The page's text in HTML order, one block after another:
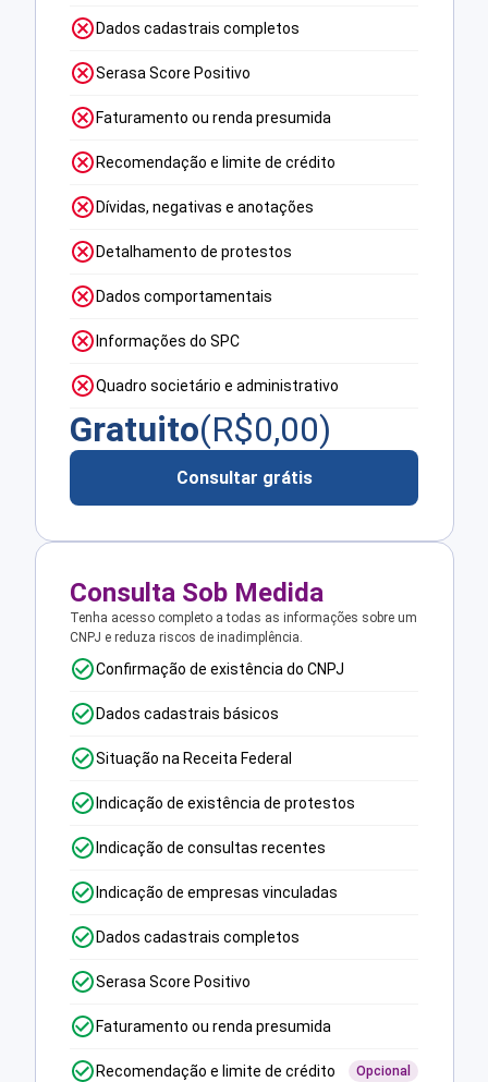
Dados cadastrais completos
Serasa Score Positivo
Faturamento ou renda presumida
Recomendação e limite de crédito
Dívidas, negativas e anotações
Detalhamento de protestos
Dados comportamentais
Informações do SPC
Quadro societário e administrativo
Gratuito(R$0,00)
Consultar grátis
Consulta Sob Medida
Tenha acesso completo a todas as informações sobre um
CNPJ e reduza riscos de inadimplência.
Confirmação de existência do CNPJ
Dados cadastrais básicos
Situação na Receita Federal
Indicação de existência de protestos
Indicação de consultas recentes
Indicação de empresas vinculadas
Dados cadastrais completos
Serasa Score Positivo
Faturamento ou renda presumida
Recomendação e limite de crédito Opcional